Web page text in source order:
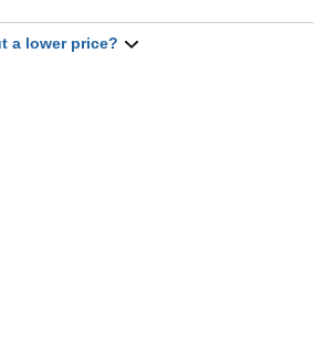
a lower price?